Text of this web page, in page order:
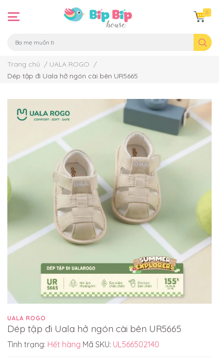
0
Trang chủ / UALA ROGO /
Dép tập đi Uala hở ngón cài bên UR5665
UALA ROGO
Dép tập đi Uala hở ngón cài bên UR5665
Tình trạng: Hết hàng Mã SKU: UL566502140